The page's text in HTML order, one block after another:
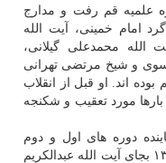
علمیه قم رفت و مدارج
امام خمینی، آیت الله
الله محمدعلی گیلانی،
و شیخ مرتضی تهرانی
اند. او قبل از انقلاب
مورد تعقیب و شکنجه
دوره های اول و دوم
مجلس شورای اسلامی شد و در سال ۱۳۶۸ بجای آیت الله عبدالکریم